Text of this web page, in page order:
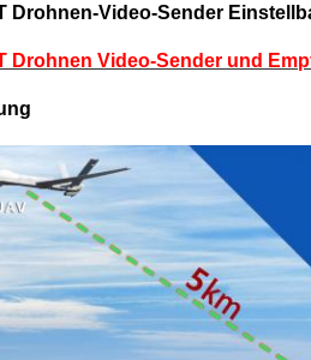
Drohnen-Video-Sender
Drohnen Video-Sender und